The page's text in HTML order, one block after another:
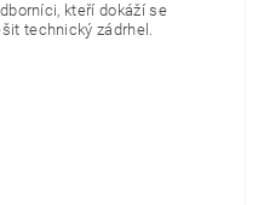
kteří dokáží se
technický zádrhel.